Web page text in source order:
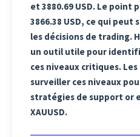
et 3880.69 USD. Le point
3866.38 USD, ce qui
les décisions de trading.
un outil utile pour
ces niveaux critiques.
surveiller ces niveaux
stratégies de support or
XAUUSD.